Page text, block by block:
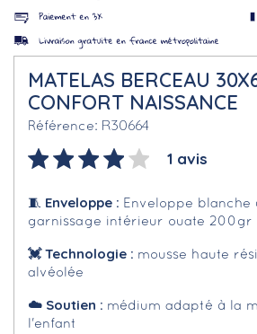
MATELAS BERCEAU
CONFORT NAISSANCE
Référence R30664
1 avis
🧵 Enveloppe : Enveloppe blanche
garnissage intérieur ouate 200gr
💓 Technologie : mousse haute
alvéolée
☁️ Soutien : médium adapté à la
l'enfant